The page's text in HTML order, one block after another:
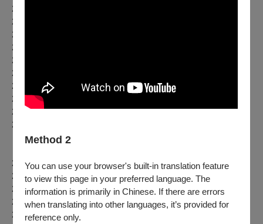
Method 2
You can use your browser's built-in translation feature
to view this page in your preferred language. The
information is primarily in Chinese. If there are errors
when translating into other languages, it’s provided for
reference only.
2017
2017
2019
2020
2020
2022
2022
年《因愛啟程》
2022年《仁愛路六號》
2023年《海角七號》造夢者
2024
2011年《當岳母刺字時…媳婦是不贊成的！》
2014年《情人哏裡出西施》
2018年《賽貂蟬》
2023年《大畫昭君~ 觀落雁》
2024年《妃比尋常笑